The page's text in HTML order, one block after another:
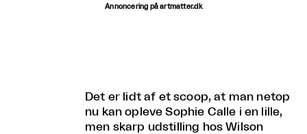
Annoncering på artmatter.dk
Det er lidt af et scoop, at man netop
nu kan opleve Sophie Calle i en lille,
men skarp udstilling hos Wilson